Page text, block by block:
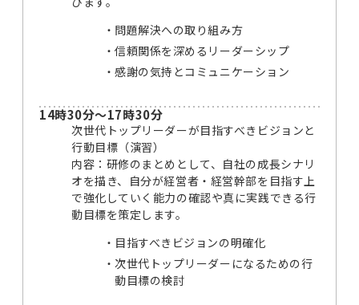
問題解決への取り組み方
信頼関係を深めるリーダーシップ
感謝の気持とコミュニケーション
14時30分～17時30分
次世代トップリーダーが目指すべきビジョンと
行動目標（演習）
内容：研修のまとめとして、自社の成長シナリ
オを描き、自分が経営者・経営幹部を目指す上
で強化していく能力の確認や真に実践できる行
動目標を策定します。
目指すべきビジョンの明確化
次世代トップリーダーになるための行
動目標の検討